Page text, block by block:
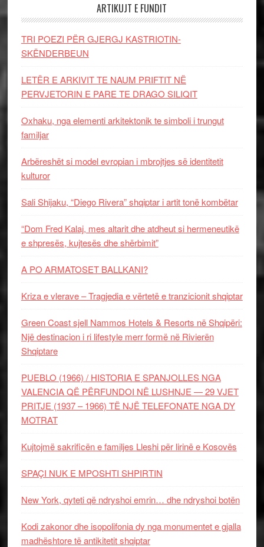
ARTIKUJT E FUNDIT
TRI POEZI PËR GJERGJ KASTRIOTIN-
SKËNDERBEUN
LETËR E ARKIVIT TE NAUM PRIFTIT NË
PERVJETORIN E PARE TE DRAGO SILIQIT
Oxhaku, nga elementi arkitektonik te simboli i trungut
familjar
Arbëreshët si model evropian i mbrojtjes së identitetit
kulturor
Sali Shijaku, “Diego Rivera” shqiptar i artit tonë kombëtar
“Dom Fred Kalaj, mes altarit dhe atdheut si hermeneutikë
e shpresës, kujtesës dhe shërbimit”
A PO ARMATOSET BALLKANI?
Kriza e vlerave – Tragjedia e vërtetë e tranzicionit shqiptar
Green Coast sjell Nammos Hotels & Resorts në Shqipëri:
Një destinacion i ri lifestyle merr formë në Rivierën
Shqiptare
PUEBLO (1966) / HISTORIA E SPANJOLLES NGA
VALENCIA QË PËRFUNDOI NË LUSHNJE — 29 VJET
PRITJE (1937 – 1966) TË NJË TELEFONATE NGA DY
MOTRAT
Kujtojmë sakrificën e familjes Lleshi për lirinë e Kosovës
SPAÇI NUK E MPOSHTI SHPIRTIN
New York, qyteti që ndryshoi emrin… dhe ndryshoi botën
Kodi zakonor dhe isopolifonia dy nga monumentet e gjalla
madhështore të antikitetit shqiptar